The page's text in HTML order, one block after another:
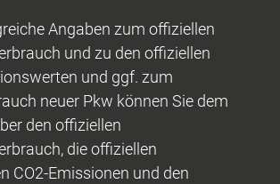
Angaben zum offiziellen
und zu den offiziellen
und ggf. zum
neuer Pkw können Sie dem
den offiziellen
die offiziellen
CO2-Emissionen und den